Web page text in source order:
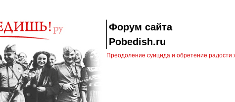
Форум сайта
Pobedish.ru
Преодоление суицида и обретение радости